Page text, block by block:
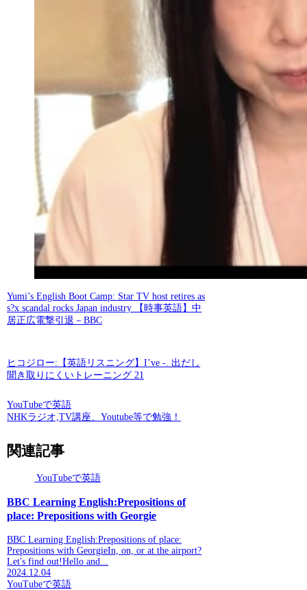
Yumi’s English Boot Camp: Star TV host retires as
s?x scandal rocks Japan industry 【時事英語】中
居正広電撃引退－BBC
ヒコジロー:【英語リスニング】I’ve -. 出だし
聞き取りにくいトレーニング 21
YouTubeで英語
NHKラジオ,TV講座、Youtube等で勉強！
関連記事
YouTubeで英語
BBC Learning English:Prepositions of
place: Prepositions with Georgie
BBC Learning English:Prepositions of place:
Prepositions with GeorgieIn, on, or at the airport?
Let's find out!Hello and...
2024.12.04
YouTubeで英語